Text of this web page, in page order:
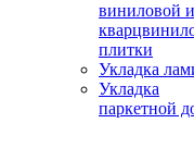
виниловой и
плитки
Укладка
Укладка
паркетной